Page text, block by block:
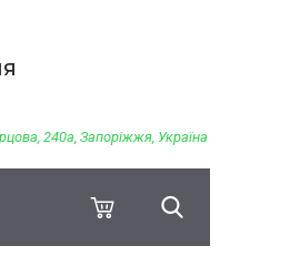
240а, Запоріжжя, Україна